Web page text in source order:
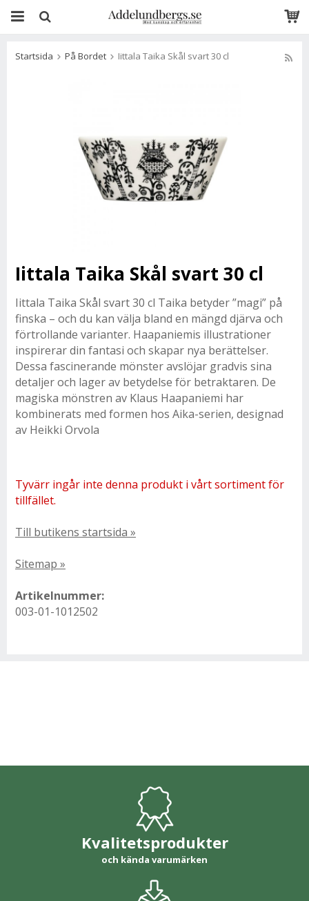
Startsida På Bordet Iittala Taika Skål svart 30 cl
Iittala Taika Skål svart 30 cl
Iittala Taika Skål svart 30 cl Taika betyder ”magi” på
finska – och du kan välja bland en mängd djärva och
förtrollande varianter. Haapaniemis illustrationer
inspirerar din fantasi och skapar nya berättelser.
Dessa fascinerande mönster avslöjar gradvis sina
detaljer och lager av betydelse för betraktaren. De
magiska mönstren av Klaus Haapaniemi har
kombinerats med formen hos Aika-serien, designad
av Heikki Orvola
Tyvärr ingår inte denna produkt i vårt sortiment för
tillfället.
Till butikens startsida »
Sitemap »
Artikelnummer:
003-01-1012502
Kvalitetsprodukter
och kända varumärken